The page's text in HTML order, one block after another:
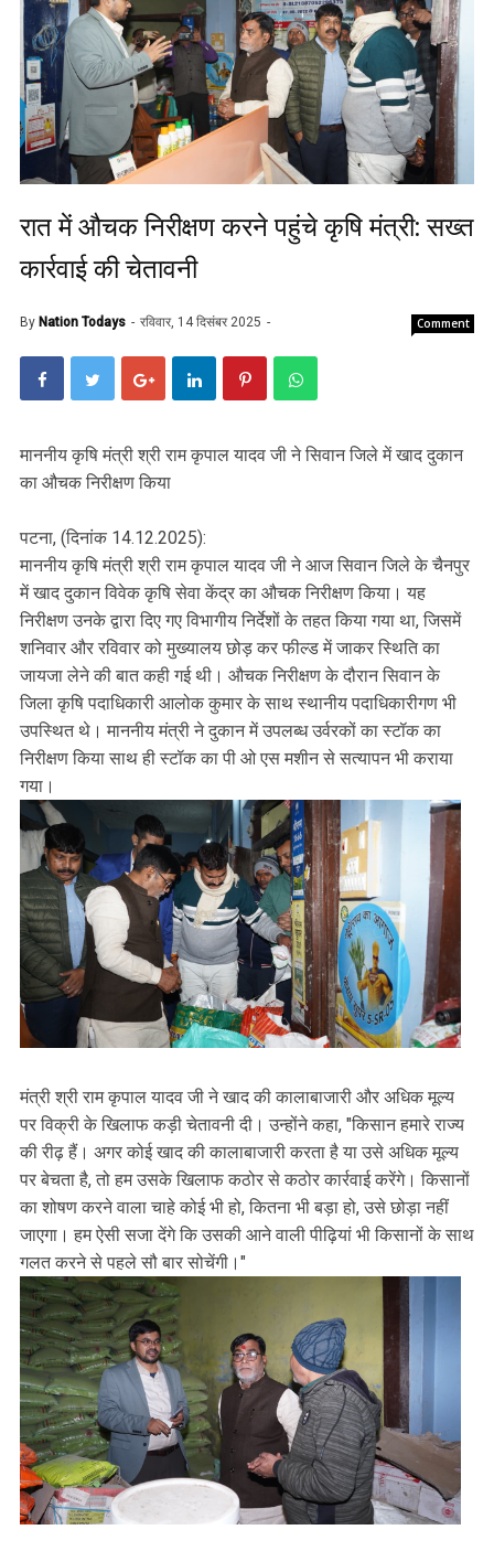
रात में औचक निरीक्षण करने पहुंचे कृषि मंत्री: सख्त
कार्रवाई की चेतावनी
By Nation Todays रविवार, 14 दिसंबर 2025 Comment
माननीय कृषि मंत्री श्री राम कृपाल यादव जी ने सिवान जिले में खाद दुकान
का औचक निरीक्षण किया
पटना, (दिनांक 14.12.2025):
माननीय कृषि मंत्री श्री राम कृपाल यादव जी ने आज सिवान जिले के चैनपुर
में खाद दुकान विवेक कृषि सेवा केंद्र का औचक निरीक्षण किया। यह
निरीक्षण उनके द्वारा दिए गए विभागीय निर्देशों के तहत किया गया था, जिसमें
शनिवार और रविवार को मुख्यालय छोड़ कर फील्ड में जाकर स्थिति का
जायजा लेने की बात कही गई थी। औचक निरीक्षण के दौरान सिवान के
जिला कृषि पदाधिकारी आलोक कुमार के साथ स्थानीय पदाधिकारीगण भी
उपस्थित थे। माननीय मंत्री ने दुकान में उपलब्ध उर्वरकों का स्टॉक का
निरीक्षण किया साथ ही स्टॉक का पी ओ एस मशीन से सत्यापन भी कराया
गया।
मंत्री श्री राम कृपाल यादव जी ने खाद की कालाबाजारी और अधिक मूल्य
पर विक्री के खिलाफ कड़ी चेतावनी दी। उन्होंने कहा, "किसान हमारे राज्य
की रीढ़ हैं। अगर कोई खाद की कालाबाजारी करता है या उसे अधिक मूल्य
पर बेचता है, तो हम उसके खिलाफ कठोर से कठोर कार्रवाई करेंगे। किसानों
का शोषण करने वाला चाहे कोई भी हो, कितना भी बड़ा हो, उसे छोड़ा नहीं
जाएगा। हम ऐसी सजा देंगे कि उसकी आने वाली पीढ़ियां भी किसानों के साथ
गलत करने से पहले सौ बार सोचेंगी।"